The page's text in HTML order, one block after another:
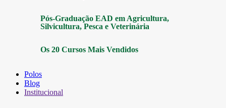
Pós-Graduação EAD em Agricultura,
Silvicultura, Pesca e Veterinária
Os 20 Cursos Mais Vendidos
Polos
Blog
Institucional